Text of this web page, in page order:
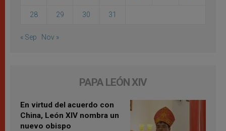
28 29 30 31
« Sep Nov »
PAPA LEÓN XIV
En virtud del acuerdo con
China, León XIV nombra un
nuevo obispo